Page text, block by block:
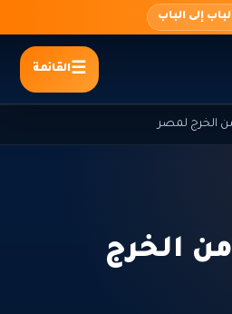
إلى الباب
القائمة
الخرج لمصر
الخرج